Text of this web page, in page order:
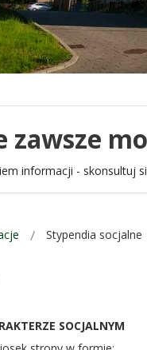
zawsze
informacji - skonsultuj
Stypendia socjalne
SOCJALNYM